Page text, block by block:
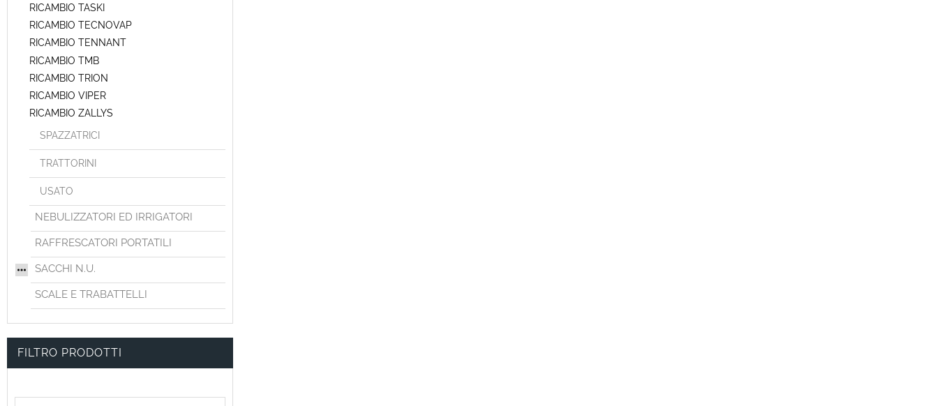
RICAMBIO TASKI
RICAMBIO TECNOVAP
RICAMBIO TENNANT
RICAMBIO TMB
RICAMBIO TRION
RICAMBIO VIPER
RICAMBIO ZALLYS
SPAZZATRICI
TRATTORINI
USATO
NEBULIZZATORI ED IRRIGATORI
RAFFRESCATORI PORTATILI
SACCHI N.U.
SCALE E TRABATTELLI
FILTRO PRODOTTI